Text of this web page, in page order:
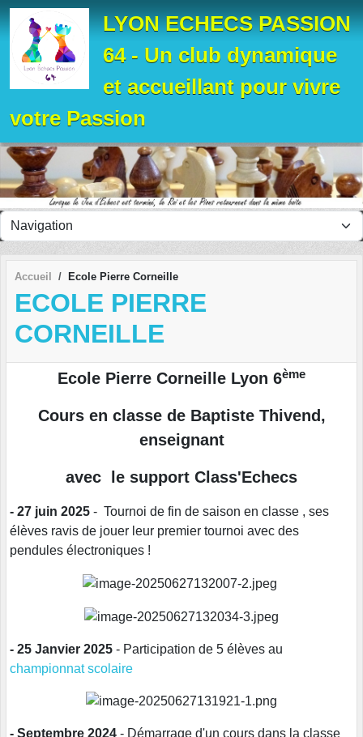
LYON ECHECS PASSION
64 - Un club dynamique
et accueillant pour vivre
votre Passion
Accueil Ecole Pierre Corneille
ECOLE PIERRE
CORNEILLE
Ecole Pierre Corneille Lyon 6ème
Cours en classe de Baptiste Thivend,
enseignant
avec le support Class'Echecs
- 27 juin 2025 - Tournoi de fin de saison en classe , ses
élèves ravis de jouer leur premier tournoi avec des
pendules électroniques !
- 25 Janvier 2025 - Participation de 5 élèves au
championnat scolaire
- Septembre 2024 - Démarrage d'un cours dans la classe
Panneau de gestion des cookies